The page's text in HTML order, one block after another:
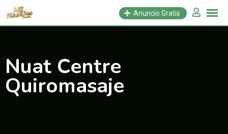
Saltar
Anuncio Gratis
Nuat Centre
Quiromasaje